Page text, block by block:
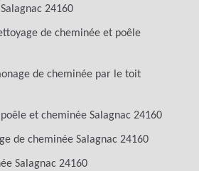
24160
de cheminée et poêle
de cheminée par le toit
et cheminée Salagnac 24160
de cheminée Salagnac 24160
Salagnac 24160